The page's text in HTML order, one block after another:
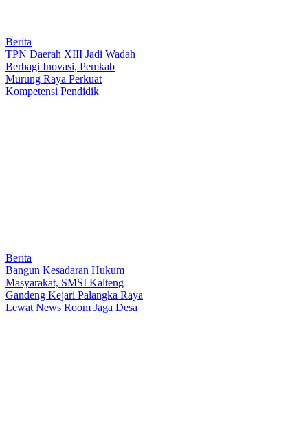
Berita
TPN Daerah XIII Jadi Wadah
Berbagi Inovasi, Pemkab
Murung Raya Perkuat
Kompetensi Pendidik
Berita
Bangun Kesadaran Hukum
Masyarakat, SMSI Kalteng
Gandeng Kejari Palangka Raya
Lewat News Room Jaga Desa